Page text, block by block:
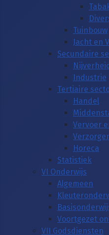
Tuinbouw
Jacht en
Secundaire
Industrie
Tertiaire
Handel
Vervoer
Horeca
Statistiek
VI Onderwijs
Algemeen
Voortgezet
VII Godsdiensten